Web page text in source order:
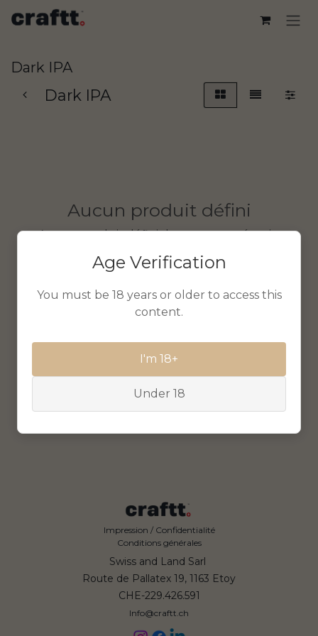
Dark IPA
Dark IPA
Aucun produit défini
Aucun produit défini dans cette catégorie.
Age Verification
You must be 18 years or older to access this
content.
I'm 18+
Under 18
Impression / Confidentialité
Conditions générales
Swiss and Land Sarl
Route de Pallatex 19, 1163 Etoy
CHE-229.426.591
Info@craftt.ch